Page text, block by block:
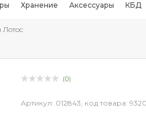
Хранение Аксессуары КБД
Лотос
(0)
Артикул: 012843, код товара: 9320